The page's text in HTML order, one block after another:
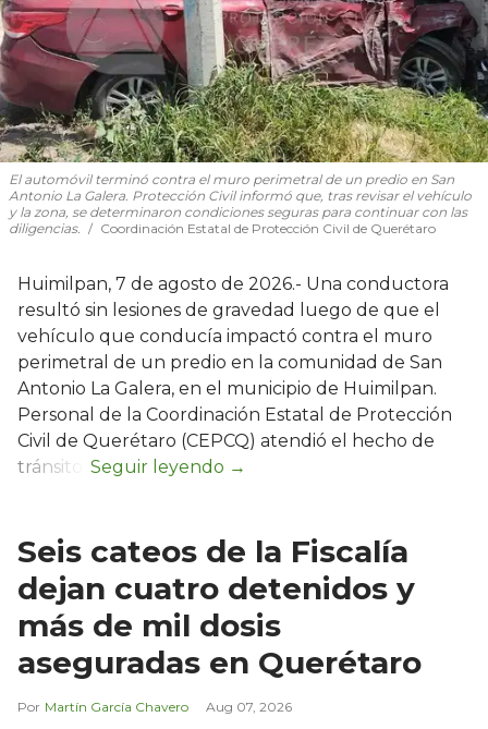
El automóvil terminó contra el muro perimetral de un predio en San
Antonio La Galera. Protección Civil informó que, tras revisar el vehículo
y la zona, se determinaron condiciones seguras para continuar con las
diligencias.
Coordinación Estatal de Protección Civil de Querétaro
Huimilpan, 7 de agosto de 2026.- Una conductora
resultó sin lesiones de gravedad luego de que el
vehículo que conducía impactó contra el muro
perimetral de un predio en la comunidad de San
Antonio La Galera, en el municipio de Huimilpan.
Personal de la Coordinación Estatal de Protección
Civil de Querétaro (CEPCQ) atendió el hecho de
tránsito.
Seis cateos de la Fiscalía
dejan cuatro detenidos y
más de mil dosis
aseguradas en Querétaro
Martín García Chavero Aug 07, 2026